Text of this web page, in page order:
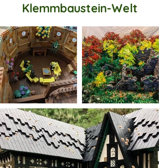
Klemmbaustein-Welt